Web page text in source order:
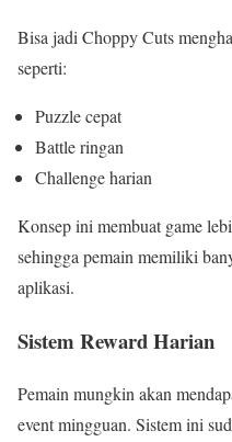
Bisa jadi Choppy Cuts
seperti:
Puzzle cepat
Battle ringan
Challenge harian
Konsep ini membuat game
sehingga pemain memiliki
aplikasi.
Sistem Reward Harian
Pemain mungkin akan
event mingguan. Sistem ini